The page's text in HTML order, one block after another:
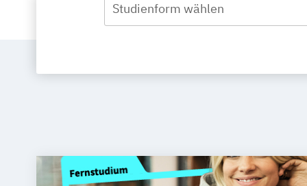
Studienform wählen